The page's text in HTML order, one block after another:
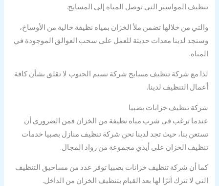
تنظيف المواسير التي توصل المياه إلى المسابح.
والتي من خلالها تضمن ملأ الخزان بمياه نظيفة خالية من الأوساخ،
وستجد لدينا معدات حديثة للعمل على سحب العوالق الموجودة في
المياه.
لذا مع شركة تنظيف مسابح شركة نسيم الجنوب لا تقلق بشأن كافة
أعمال التنظيف لدينا.
شركة تنظيف خزانات بصبيا
عندما ترغب في شرب مياه نظيفة من الخزان فمن الضروري أن
تستعن بنا، حيث تجد لدينا نحن شركة تنظيف منازل بصبيا خدمات
تنظيف الخزان على أيدي مجموعة من رواد المجال.
كما أن شركة تنظيف خزانات بصبيا توفر عدد من مساحيق التنظيف
التي لا تترك أثرًا لها بعد القيام بتنظيف الخزان من الداخل.